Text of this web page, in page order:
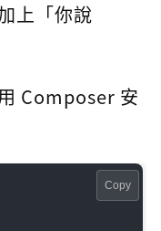
上「你說
Composer 安
Copy